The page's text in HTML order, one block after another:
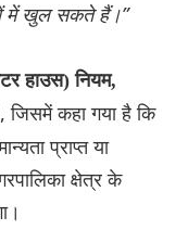
में खुल सकते हैं।”
हाउस) नियम,
जिसमें कहा गया है कि
प्राप्त या
क्षेत्र के